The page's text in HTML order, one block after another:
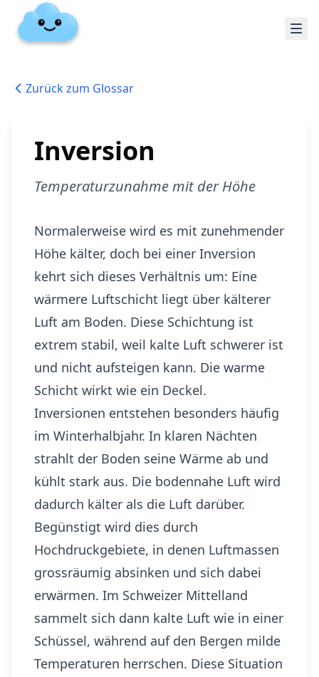
Zurück zum Glossar
Inversion
Temperaturzunahme mit der Höhe
Normalerweise wird es mit zunehmender
Höhe kälter, doch bei einer Inversion
kehrt sich dieses Verhältnis um: Eine
wärmere Luftschicht liegt über kälterer
Luft am Boden. Diese Schichtung ist
extrem stabil, weil kalte Luft schwerer ist
und nicht aufsteigen kann. Die warme
Schicht wirkt wie ein Deckel.
Inversionen entstehen besonders häufig
im Winterhalbjahr. In klaren Nächten
strahlt der Boden seine Wärme ab und
kühlt stark aus. Die bodennahe Luft wird
dadurch kälter als die Luft darüber.
Begünstigt wird dies durch
Hochdruckgebiete, in denen Luftmassen
grossräumig absinken und sich dabei
erwärmen. Im Schweizer Mittelland
sammelt sich dann kalte Luft wie in einer
Schüssel, während auf den Bergen milde
Temperaturen herrschen. Diese Situation